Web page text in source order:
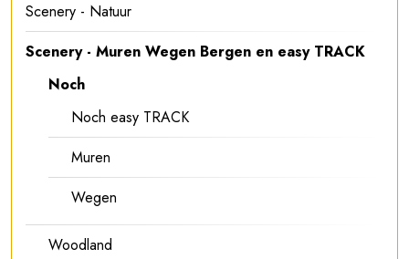
Scenery - Natuur
Scenery - Muren Wegen Bergen en easy TRACK
Noch
Noch easy TRACK
Muren
Wegen
Woodland